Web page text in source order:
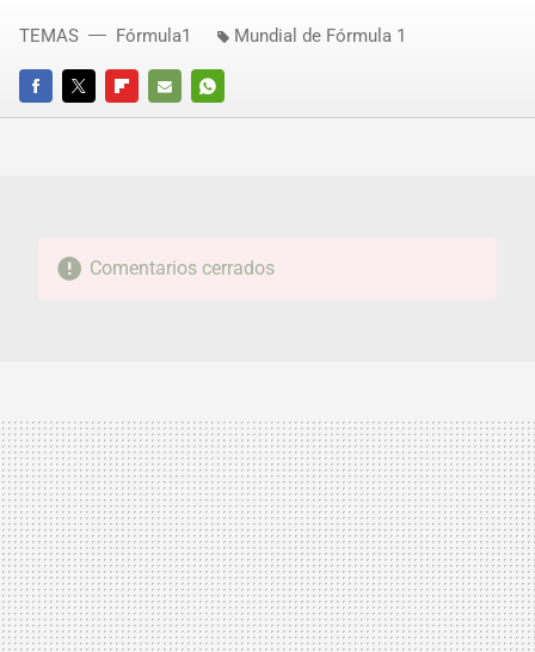
FACEBOOKTWITTERFLIPBOARD
E-
WHATSAPP
TEMAS Fórmula1 Mundial de Fórmula 1
Comentarios cerrados